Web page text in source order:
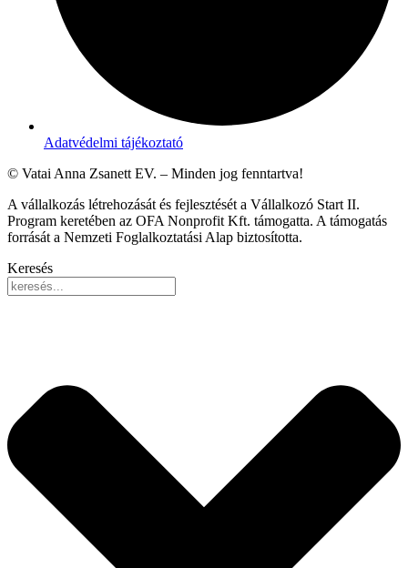
Adatvédelmi tájékoztató
© Vatai Anna Zsanett EV. – Minden jog fenntartva!
A vállalkozás létrehozását és fejlesztését a Vállalkozó Start II.
Program keretében az OFA Nonprofit Kft. támogatta. A támogatás
forrását a Nemzeti Foglalkoztatási Alap biztosította.
Keresés